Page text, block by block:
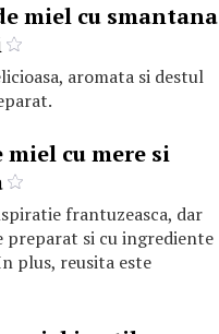
miel cu smantana
aromata si destul
miel cu mere si
frantuzeasca, dar
preparat si cu ingrediente
plus, reusita este